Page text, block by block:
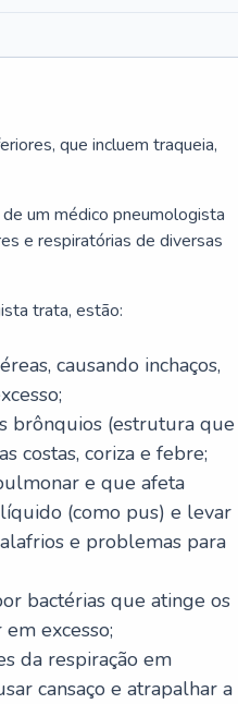
que incluem traqueia,
um médico pneumologista
e respiratórias de diversas
trata, estão:
causando inchaços,
brônquios (estrutura que
costas, coriza e febre;
e que afeta
(como pus) e levar
e problemas para
bactérias que atinge os
excesso;
da respiração em
cansaço e atrapalhar a